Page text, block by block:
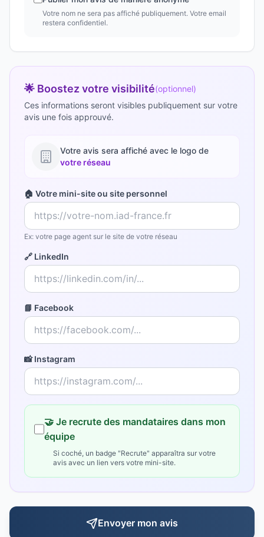
Votre nom ne sera pas affiché publiquement. Votre email
restera confidentiel.
🌟 Boostez votre visibilité(optionnel)
Ces informations seront visibles publiquement sur votre
avis une fois approuvé.
Votre avis sera affiché avec le logo de
votre réseau
🏠 Votre mini-site ou site personnel
Ex: votre page agent sur le site de votre réseau
🔗 LinkedIn
📘 Facebook
📸 Instagram
🤝 Je recrute des mandataires dans mon
équipe
Si coché, un badge "Recrute" apparaîtra sur votre
avis avec un lien vers votre mini-site.
Envoyer mon avis